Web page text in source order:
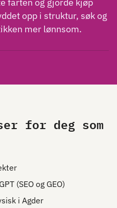
opp i struktur, søk og
mer lønnsom.
for deg som
(SEO og GEO)
i Agder